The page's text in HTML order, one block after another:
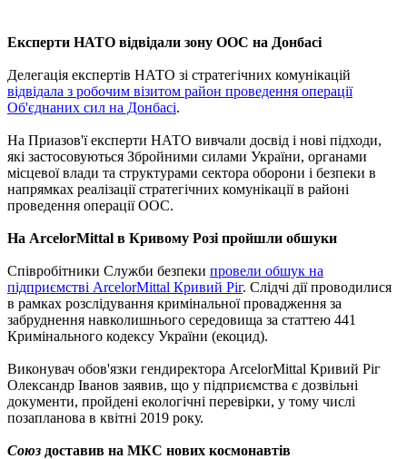
Експерти НАТО відвідали зону ООС на Донбасі
Делегація експертів НАТО зі стратегічних комунікацій
відвідала з робочим візитом район проведення операції
Об'єднаних сил на Донбасі.
На Приазов'ї експерти НАТО вивчали досвід і нові підходи,
які застосовуються Збройними силами України, органами
місцевої влади та структурами сектора оборони і безпеки в
напрямках реалізації стратегічних комунікації в районі
проведення операції ООС.
На ArcelorMittal в Кривому Розі пройшли обшуки
Співробітники Служби безпеки провели обшук на
підприємстві ArcelorMittal Кривий Ріг. Слідчі дії проводилися
в рамках розслідування кримінальної провадження за
забруднення навколишнього середовища за статтею 441
Кримінального кодексу України (екоцид).
Виконувач обов'язки гендиректора ArcelorMittal Кривий Ріг
Олександр Іванов заявив, що у підприємства є дозвільні
документи, пройдені екологічні перевірки, у тому числі
позапланова в квітні 2019 року.
Союз доставив на МКС нових космонавтів